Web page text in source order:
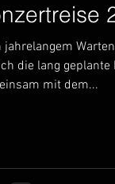
jahrelangem
die lang
mit dem...